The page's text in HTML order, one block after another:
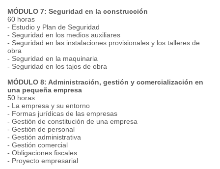
MÓDULO 7: Seguridad en la construcción
60 horas
- Estudio y Plan de Seguridad
- Seguridad en los medios auxiliares
- Seguridad en las instalaciones provisionales y los talleres de
obra
- Seguridad en la maquinaria
- Seguridad en los tajos de obra
MÓDULO 8: Administración, gestión y comercialización en
una pequeña empresa
50 horas
- La empresa y su entorno
- Formas jurídicas de las empresas
- Gestión de constitución de una empresa
- Gestión de personal
- Gestión administrativa
- Gestión comercial
- Obligaciones fiscales
- Proyecto empresarial